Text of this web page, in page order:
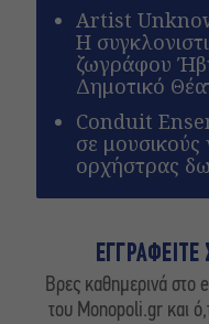
Artist
Η
ζωγράφου
Δημοτικό
Conduit
σε μουσικούς
ορχήστρας
ΕΓΓΡΑΦΕΙΤΕ
Βρες καθημερινά στο
του Monopoli.gr και